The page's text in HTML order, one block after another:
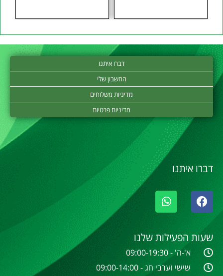
דברו איתנו
החשבון שלי
מדיניות משלוחים
מדיניות פרטיות
דברו איתנו
שעות הפעילות שלנו
א'-ה' - 09:00-19:30
שישי וערבי חג - 09:00-14:00